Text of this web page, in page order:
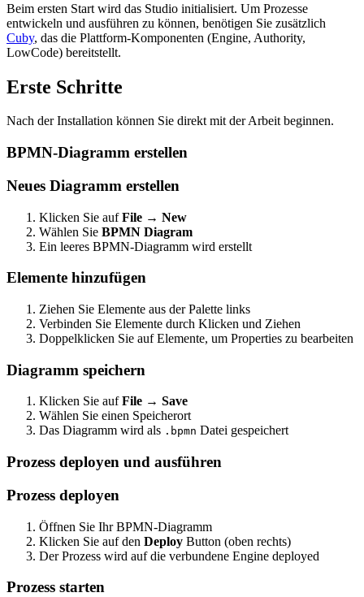
Beim ersten Start wird das Studio initialisiert. Um Prozesse
entwickeln und ausführen zu können, benötigen Sie zusätzlich
Cuby, das die Plattform-Komponenten (Engine, Authority,
LowCode) bereitstellt.
Erste Schritte
Nach der Installation können Sie direkt mit der Arbeit beginnen.
BPMN-Diagramm erstellen
Neues Diagramm erstellen
Klicken Sie aufFile → New
Wählen Sie BPMN Diagram
Ein leeres BPMN-Diagramm wird erstellt
Elemente hinzufügen
Ziehen Sie Elemente aus der Palette links
Verbinden Sie Elemente durch Klicken und Ziehen
Doppelklicken Sie auf Elemente, um Properties zu bearbeiten
Diagramm speichern
Klicken Sie aufFile → Save
Wählen Sie einen Speicherort
Das Diagramm wird als .bpmn Datei gespeichert
Prozess deployen und ausführen
Prozess deployen
Öffnen Sie Ihr BPMN-Diagramm
Klicken Sie auf den Deploy Button (oben rechts)
Der Prozess wird auf die verbundene Engine deployed
Prozess starten